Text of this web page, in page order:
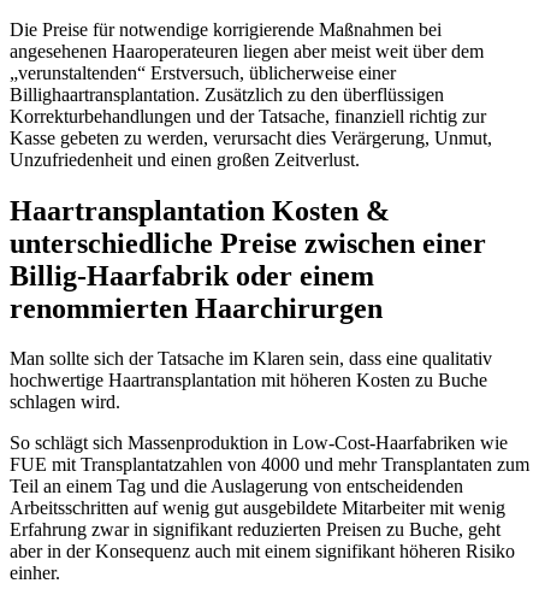
Die Preise für notwendige korrigierende Maßnahmen bei
angesehenen Haaroperateuren liegen aber meist weit über dem
„verunstaltenden“ Erstversuch, üblicherweise einer
Billighaartransplantation. Zusätzlich zu den überflüssigen
Korrekturbehandlungen und der Tatsache, finanziell richtig zur
Kasse gebeten zu werden, verursacht dies Verärgerung, Unmut,
Unzufriedenheit und einen großen Zeitverlust.
Haartransplantation Kosten &
unterschiedliche Preise zwischen einer
Billig-Haarfabrik oder einem
renommierten Haarchirurgen
Man sollte sich der Tatsache im Klaren sein, dass eine qualitativ
hochwertige Haartransplantation mit höheren Kosten zu Buche
schlagen wird.
So schlägt sich Massenproduktion in Low-Cost-Haarfabriken wie
FUE mit Transplantatzahlen von 4000 und mehr Transplantaten zum
Teil an einem Tag und die Auslagerung von entscheidenden
Arbeitsschritten auf wenig gut ausgebildete Mitarbeiter mit wenig
Erfahrung zwar in signifikant reduzierten Preisen zu Buche, geht
aber in der Konsequenz auch mit einem signifikant höheren Risiko
einher.